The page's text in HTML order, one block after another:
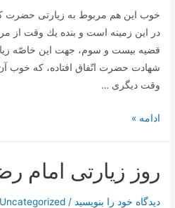
ثواب
عقاب
اعمال
آیت
خوب این هم مربوط به زیارتی حضرت
در این زمینه است و بنده یك وقت از
قضیه بیست و سوم، جهت این خاصّه
شهادت حضرت اتّفاق افتاده، كه
وقت دیگری …
ولادت
علیه
السلام
ادامه »
روز زیارتی امام
دیدگاه‌ خود را بنویسید /
Uncategorized